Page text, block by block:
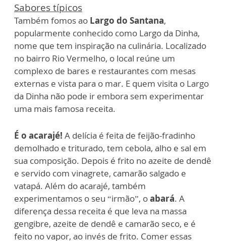
Sabores típicos
Também fomos ao Largo do Santana,
popularmente conhecido como Largo da Dinha,
nome que tem inspiração na culinária. Localizado
no bairro Rio Vermelho, o local reúne um
complexo de bares e restaurantes com mesas
externas e vista para o mar. E quem visita o Largo
da Dinha não pode ir embora sem experimentar
uma mais famosa receita.
É o acarajé! A delícia é feita de feijão-fradinho
demolhado e triturado, tem cebola, alho e sal em
sua composição. Depois é frito no azeite de dendê
e servido com vinagrete, camarão salgado e
vatapá. Além do acarajé, também
experimentamos o seu “irmão”, oabará. A
diferença dessa receita é que leva na massa
gengibre, azeite de dendê e camarão seco, e é
feito no vapor, ao invés de frito. Comer essas